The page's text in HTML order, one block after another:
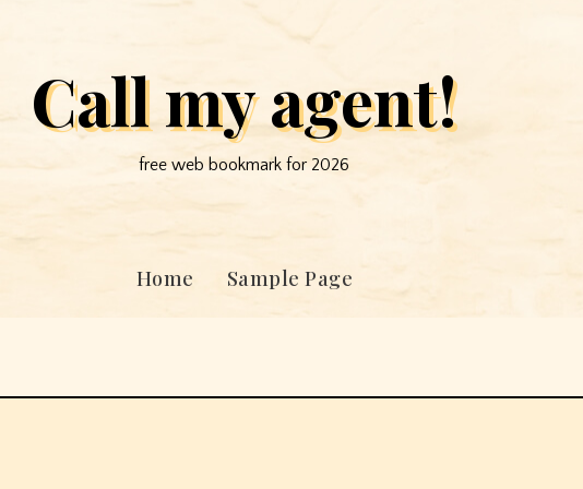
Call my agent!
free web bookmark for 2026
Home Sample Page